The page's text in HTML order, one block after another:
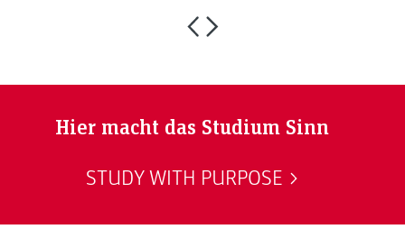
Hier macht das Studium Sinn
STUDY WITH PURPOSE